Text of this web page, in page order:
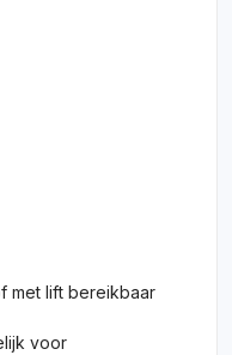
met lift bereikbaar
voor